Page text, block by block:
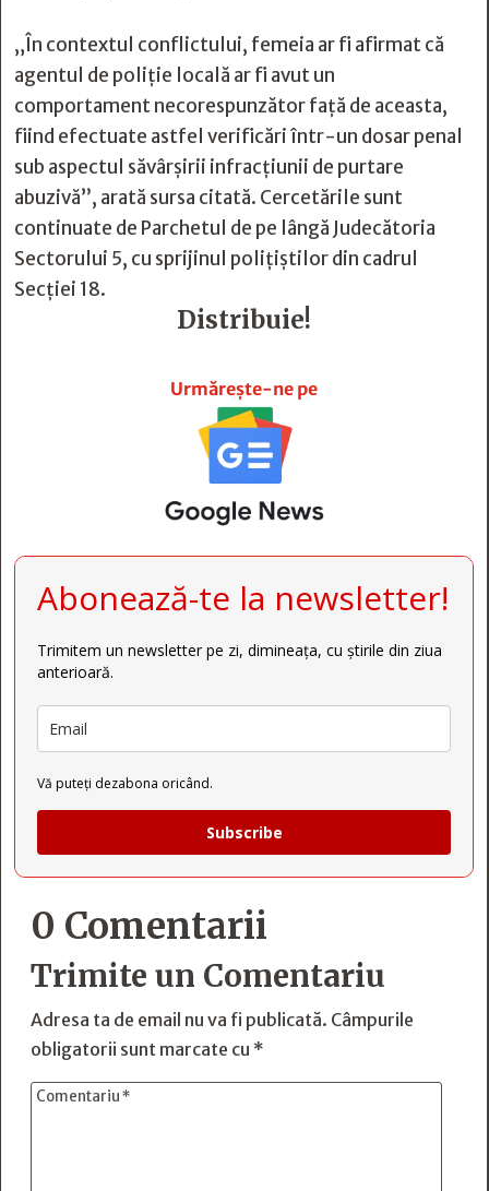
„În contextul conflictului, femeia ar fi afirmat că
agentul de poliţie locală ar fi avut un
comportament necorespunzător faţă de aceasta,
fiind efectuate astfel verificări într-un dosar penal
sub aspectul săvârşirii infracţiunii de purtare
abuzivă”, arată sursa citată. Cercetările sunt
continuate de Parchetul de pe lângă Judecătoria
Sectorului 5, cu sprijinul poliţiştilor din cadrul
Secţiei 18.
Distribuie!
Urmărește-ne pe
Abonează-te la newsletter!
Trimitem un newsletter pe zi, dimineața, cu știrile din ziua
anterioară.
Vă puteți dezabona oricând.
Subscribe
0 Comentarii
Trimite un Comentariu
Adresa ta de email nu va fi publicată. Câmpurile
obligatorii sunt marcate cu *